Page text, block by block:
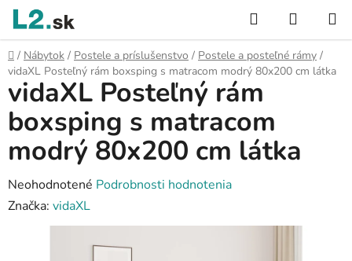
Prejsť
obsah
Hľadať
KOŠÍK
Domov
/ Nábytok / Postele a príslušenstvo / Postele a posteľné rámy /
vidaXL Posteľný rám boxsping s matracom modrý 80x200 cm látka
vidaXL Posteľný rám
boxsping s matracom
modrý 80x200 cm látka
Priemerné
hodnotenie
produktu
Neohodnotené Podrobnosti hodnotenia
Značka: vidaXL